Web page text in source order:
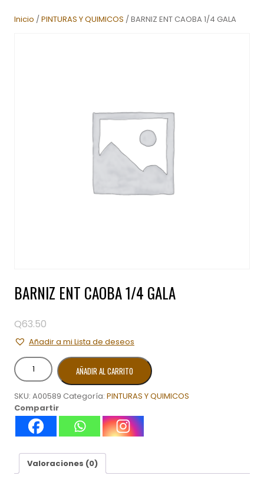
Inicio /PINTURAS Y QUIMICOS / BARNIZ ENT CAOBA 1/4 GALA
BARNIZ ENT CAOBA 1/4 GALA
Q63.50
Añadir a mi Lista de deseos
BARNIZ
ENT
1/4
GALA
cantidad
AÑADIR AL CARRITO
SKU: A00589 Categoría: PINTURAS Y QUIMICOS
Compartir
Valoraciones (0)